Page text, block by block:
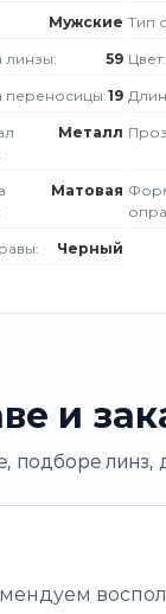
Мужские Тип
59 Цвет:
19
Металл
Матовая
Черный
и
линз,